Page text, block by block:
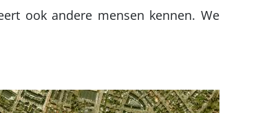
ook andere mensen kennen. We